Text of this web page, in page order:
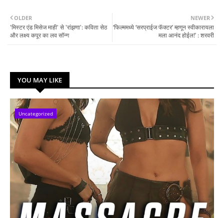
NEWER
‘फिल्ममध्ये ‘सरप्राईज फॅक्टर’ म्हणून स्वीकारायला
मला आनंद होईल!’ : शरवरी
OLDER
'मिस्टर एंड मिसेज माही' से 'रांझणा': कविता सेठ
और लक्ष्य कपूर का लव सॉन्ग
YOU MAY LIKE
Uncategorized